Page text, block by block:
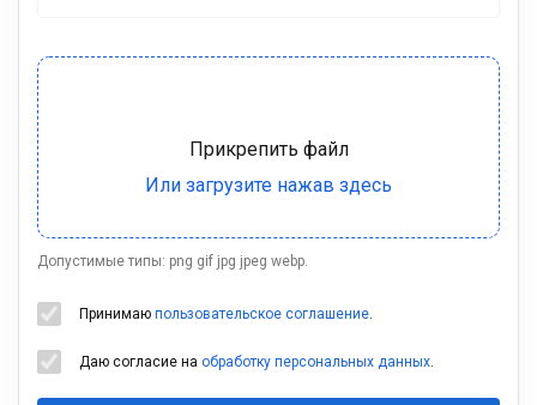
Допустимые типы: png gif jpg jpeg webp.
Принимаю пользовательское соглашение.
Даю согласие на обработку персональных данных.